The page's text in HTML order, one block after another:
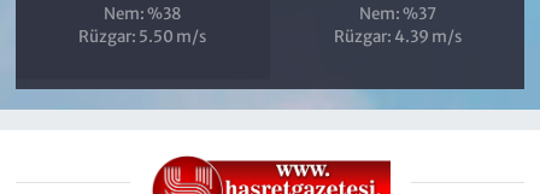
Nem: %38
Rüzgar: 5.50 m/s
Nem: %37
Rüzgar: 4.39 m/s